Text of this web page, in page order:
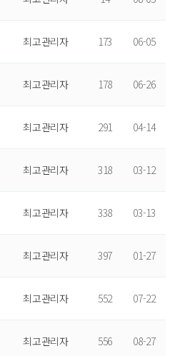
최고관리자 173 06-05
최고관리자 178 06-26
최고관리자 291 04-14
최고관리자 318 03-12
최고관리자 338 03-13
최고관리자 397 01-27
최고관리자 552 07-22
최고관리자 556 08-27